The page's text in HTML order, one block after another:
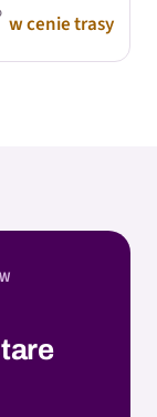
w cenie trasy